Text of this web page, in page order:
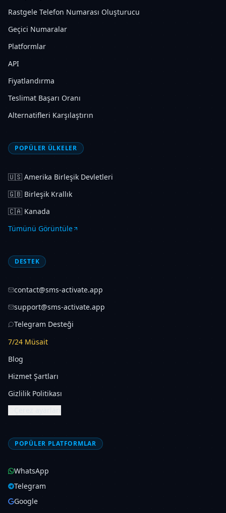
Rastgele Telefon Numarası Oluşturucu
Geçici Numaralar
Platformlar
API
Fiyatlandırma
Teslimat Başarı Oranı
Alternatifleri Karşılaştırın
POPÜLER ÜLKELER
🇺🇸 Amerika Birleşik Devletleri
🇬🇧 Birleşik Krallık
🇨🇦 Kanada
Tümünü Görüntüle
DESTEK
contact@sms-activate.app
support@sms-activate.app
Telegram Desteği
7/24 Müsait
Blog
Hizmet Şartları
Gizlilik Politikası
POPÜLER PLATFORMLAR
WhatsApp
Telegram
Google